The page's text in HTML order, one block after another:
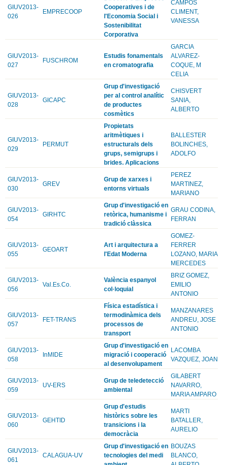
GIUV2013-
026
EMPRECOOP
Cooperatives i de
l'Economia Social i
Sostenibilitat
Corporativa
CAMPOS
CLIMENT,
VANESSA
GIUV2013-
027
FUSCHROM
Estudis fonamentals
en cromatografia
GARCIA
ALVAREZ-
COQUE, M
CELIA
GIUV2013-
028
GICAPC
Grup d'investigació
per al control analític
de productes
cosmètics
CHISVERT
SANIA,
ALBERTO
GIUV2013-
029
PERMUT
Propietats
aritmètiques i
estructurals dels
grups, semigrups i
brides. Aplicacions
BALLESTER
BOLINCHES,
ADOLFO
GIUV2013-
030
GREV
Grup de xarxes i
entorns virtuals
PEREZ
MARTINEZ,
MARIANO
GIUV2013-
054
GIRHTC
Grup d'investigació en
retòrica, humanisme i
tradició clàssica
GRAU CODINA,
FERRAN
GIUV2013-
055
GEOART
Art i arquitectura a
l'Edat Moderna
GOMEZ-
FERRER
LOZANO, MARIA
MERCEDES
GIUV2013-
056
Val.Es.Co.
València espanyol
col·loquial
BRIZ GOMEZ,
EMILIO
ANTONIO
GIUV2013-
057
FET-TRANS
Física estadística i
termodinàmica dels
processos de
transport
MANZANARES
ANDREU, JOSE
ANTONIO
GIUV2013-
058
InMIDE
Grup d'investigació en
migració i cooperació
al desenvolupament
LACOMBA
VAZQUEZ, JOAN
GIUV2013-
059
UV-ERS
Grup de teledetecció
ambiental
GILABERT
NAVARRO,
MARIA AMPARO
GIUV2013-
060
GEHTID
Grup d'estudis
històrics sobre les
transicions i la
democràcia
MARTI
BATALLER,
AURELIO
GIUV2013-
061
CALAGUA-UV
Grup d'investigació en
tecnologies del medi
BOUZAS
BLANCO,